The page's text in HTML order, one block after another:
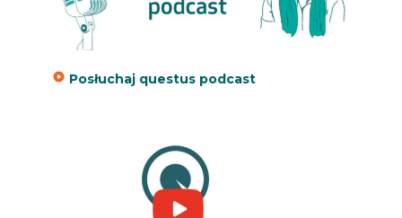
Posłuchaj questus podcast